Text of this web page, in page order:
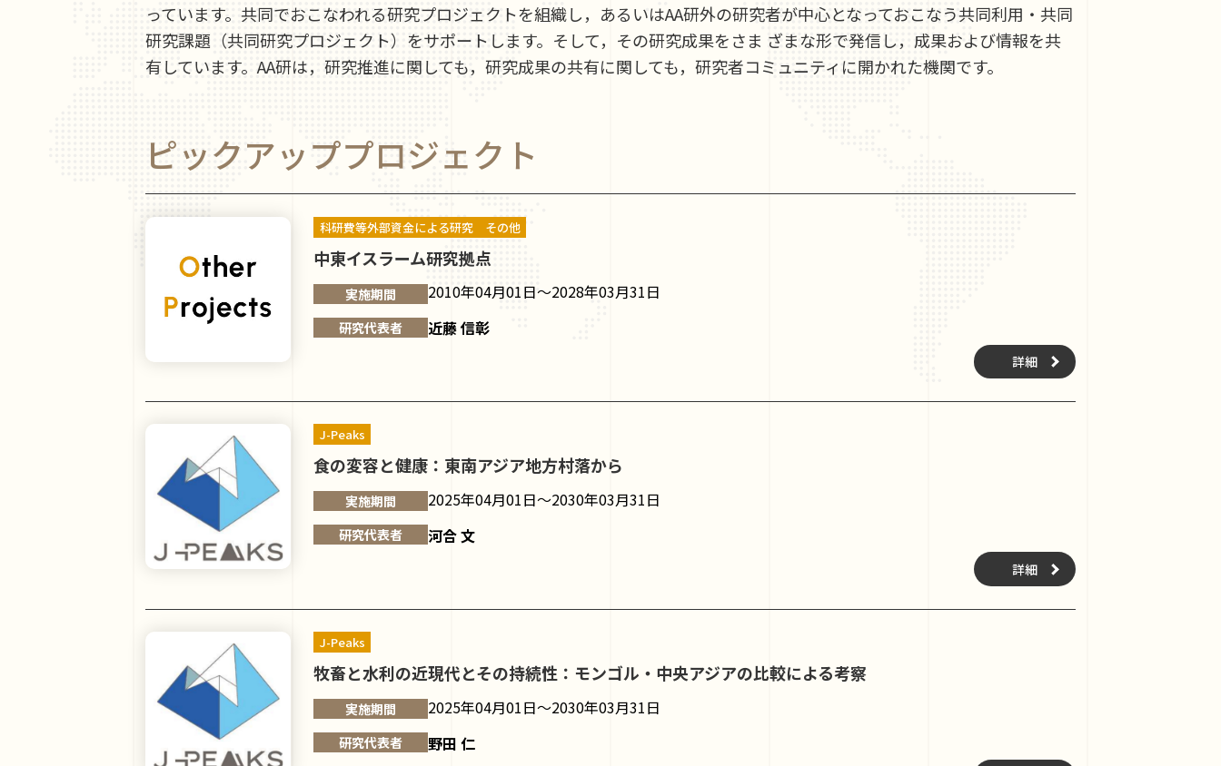
っています。共同でおこなわれる研究プロジェクトを組織し，あるいはAA研外の研究者が中心となっておこなう共同利用・共同
研究課題（共同研究プロジェクト）をサポートします。そして，その研究成果をさま ざまな形で発信し，成果および情報を共
有しています。AA研は，研究推進に関しても，研究成果の共有に関しても，研究者コミュニティに開かれた機関です。
ピックアッププロジェクト
科研費等外部資金による研究 その他
中東イスラーム研究拠点
実施期間 2010年04月01日～2028年03月31日
研究代表者 近藤 信彰
詳細
J-Peaks
食の変容と健康：東南アジア地方村落から
実施期間 2025年04月01日～2030年03月31日
研究代表者 河合 文
詳細
J-Peaks
牧畜と水利の近現代とその持続性：モンゴル・中央アジアの比較による考察
実施期間 2025年04月01日～2030年03月31日
研究代表者 野田 仁